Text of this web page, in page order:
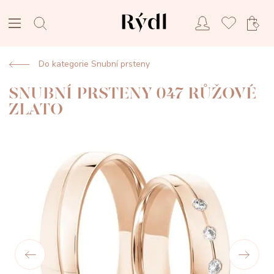
Do kategorie Snubní prsteny
SNUBNÍ PRSTENY 047 RŮŽOVÉ
ZLATO